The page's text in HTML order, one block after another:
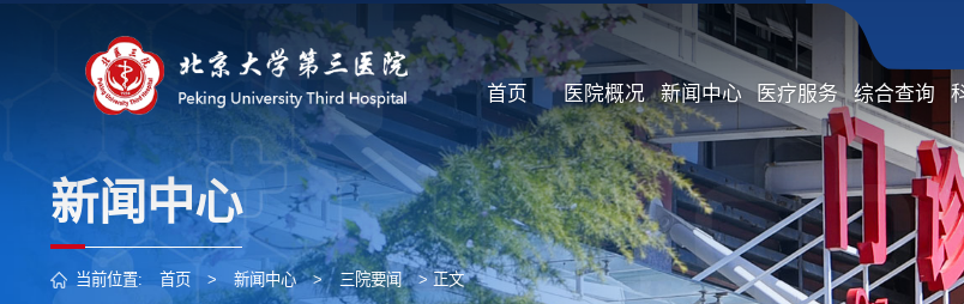
首页 医院概况 新闻中心 医疗服务 综合查询
新闻中心
当前位置: 首页 > 新闻中心 > 三院要闻 > 正文